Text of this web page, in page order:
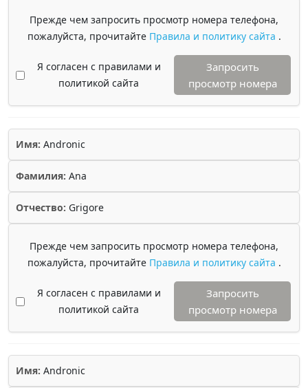
Прежде чем запросить просмотр номера телефона,
пожалуйста, прочитайте Правила и политику сайта .
Я согласен с правилами и
политикой сайта
Запросить
просмотр номера
Имя: Andronic
Фамилия: Ana
Отчество: Grigore
Прежде чем запросить просмотр номера телефона,
пожалуйста, прочитайте Правила и политику сайта .
Я согласен с правилами и
политикой сайта
Запросить
просмотр номера
Имя: Andronic